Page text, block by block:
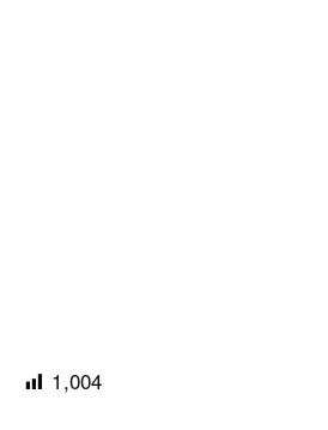
1,004